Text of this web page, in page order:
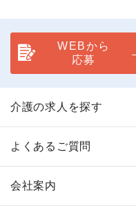
WEBから
応募
介護の求人を探す
よくあるご質問
会社案内